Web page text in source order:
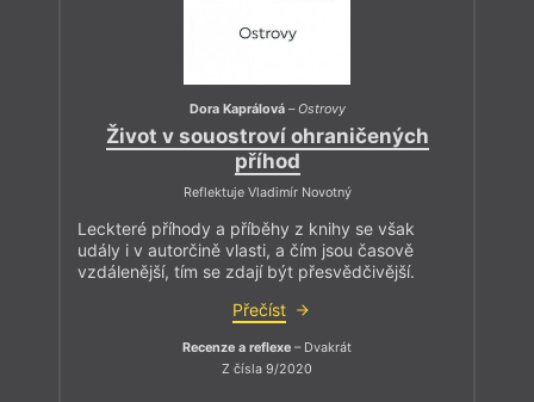
Dora Kaprálová–Ostrovy
Život v souostroví ohraničených
příhod
Reflektuje Vladimír Novotný
Leckteré příhody a příběhy z knihy se však
udály i v autorčině vlasti, a čím jsou časově
vzdálenější, tím se zdají být přesvědčivější.
Přečíst
Recenze a reflexe – Dvakrát
Z čísla 9/2020